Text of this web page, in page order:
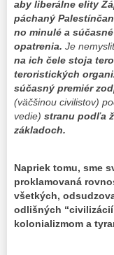
aby liberálne elity
páchaný
no minulé a
opatrenia. Je
na ich čele stoja
teroristických
súčasný premiér
(väčšinou civilistov)
vedie) stranu podľa
základoch.
Napriek tomu, sme
proklamovaná
všetkých,
odlišných
kolonializmom a